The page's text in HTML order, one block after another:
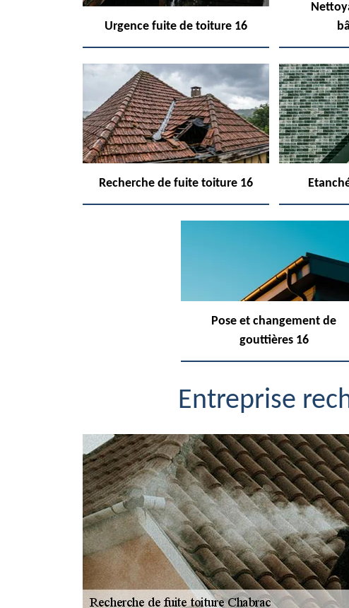
Urgence fuite de toiture 16
Recherche de fuite toiture 16
Pose et changement de
gouttières 16
Entreprise